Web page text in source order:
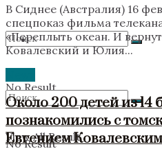
No Result
View All Result
No Result
В Сиднее (Австралия) 16
спецпоказ фильма
«Переплыть океан. И
Ковалевский и Юлия...
Около 200 детей из
познакомились с
Евгением Ковалевским‎